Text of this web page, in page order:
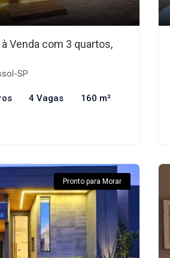
Venda com 3 quartos,
SP
4 Vagas 160 m²
Pronto para Morar